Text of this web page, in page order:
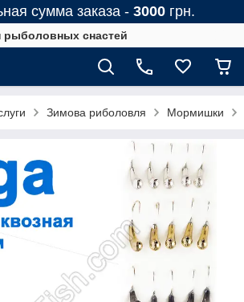
сумма заказа - 3000 грн.
рыболовных снастей
Зимова риболовля Мормишки